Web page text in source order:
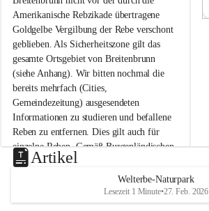
e
n
b
r
u
n
n
a
m
N
e
u
s
d
Amerikanische Rebzikade übertragene
Goldgelbe Vergilbung der Rebe verschont
geblieben. Als Sicherheitszone gilt das
gesamte Ortsgebiet von Breitenbrunn
(siehe Anhang). Wir bitten nochmal die
bereits mehrfach (Cities,
Gemeindezeitung) ausgesendeten
Informationen zu studieren und befallene
Reben zu entfernen. Dies gilt auch für
einzelne Reben. Gemäß Burgenländischen
Weinbaugesetz sind nicht gepflegte oder
unzulässige Weingärten zu roden! Bitte
helfen wir zusammen um unsere Winzer
vor den prognostizierten Ernteausfällen
e
u
e
d
Artikel
Welterbe-Naturpark
Lesezeit 1 Minute•27. Feb. 2026